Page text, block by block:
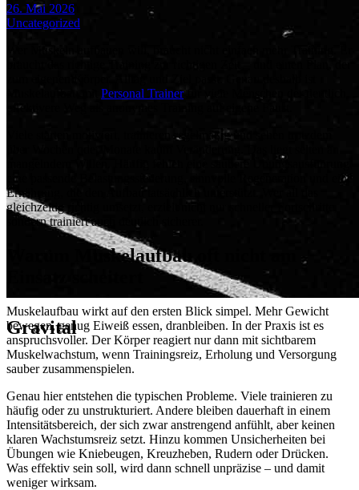
Gravital
26. Mai 2026
Uncategorized
Personal Trainerfür viele Menschen der deutlich
effektivere Weg als anonymes Training auf eigene Faust.
Viele starten motiviert, trainieren regelmäßig und sehen trotzdem
eine passende Belastungssteuerung, sinnvolle Regeneration und eine
Ernährung, die den Aufbau tatsächlich unterstützt. Wer all das
gleichzeitig richtig umsetzt, erzielt nicht nur schneller Fortschritte,
sondern trainiert auch deutlich sicherer.
Warum Muskelaufbau oft nicht am
Muskelaufbau wirkt auf den ersten Blick simpel. Mehr Gewicht
bewegen, genug Eiweiß essen, dranbleiben. In der Praxis ist es
anspruchsvoller. Der Körper reagiert nur dann mit sichtbarem
Muskelwachstum, wenn Trainingsreiz, Erholung und Versorgung
sauber zusammenspielen.
Genau hier entstehen die typischen Probleme. Viele trainieren zu
häufig oder zu unstrukturiert. Andere bleiben dauerhaft in einem
Intensitätsbereich, der sich zwar anstrengend anfühlt, aber keinen
klaren Wachstumsreiz setzt. Hinzu kommen Unsicherheiten bei
Übungen wie Kniebeugen, Kreuzheben, Rudern oder Drücken.
Was effektiv sein soll, wird dann schnell unpräzise – und damit
weniger wirksam.